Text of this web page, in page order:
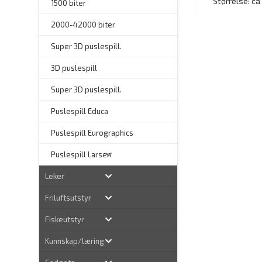
1500 biter
2000-42000 biter
Super 3D puslespill.
3D puslespill
Super 3D puslespill.
Puslespill Educa
Puslespill Eurographics
Puslespill Larsen
Leker
Friluftsutstyr
Fiskeutstyr
Kunnskap/læring